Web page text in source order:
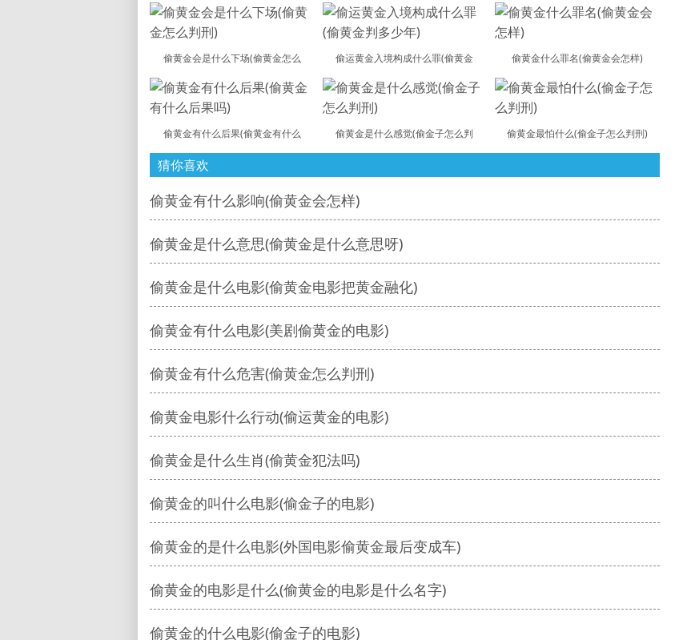
偷黄金会是什么下场(偷黄金怎么 偷运黄金入境构成什么罪(偷黄金 偷黄金什么罪名(偷黄金会怎样)
偷黄金有什么后果(偷黄金有什么 偷黄金是什么感觉(偷金子怎么判 偷黄金最怕什么(偷金子怎么判刑)
猜你喜欢
偷黄金有什么影响(偷黄金会怎样)
偷黄金是什么意思(偷黄金是什么意思呀)
偷黄金是什么电影(偷黄金电影把黄金融化)
偷黄金有什么电影(美剧偷黄金的电影)
偷黄金有什么危害(偷黄金怎么判刑)
偷黄金电影什么行动(偷运黄金的电影)
偷黄金是什么生肖(偷黄金犯法吗)
偷黄金的叫什么电影(偷金子的电影)
偷黄金的是什么电影(外国电影偷黄金最后变成车)
偷黄金的电影是什么(偷黄金的电影是什么名字)
偷黄金的什么电影(偷金子的电影)